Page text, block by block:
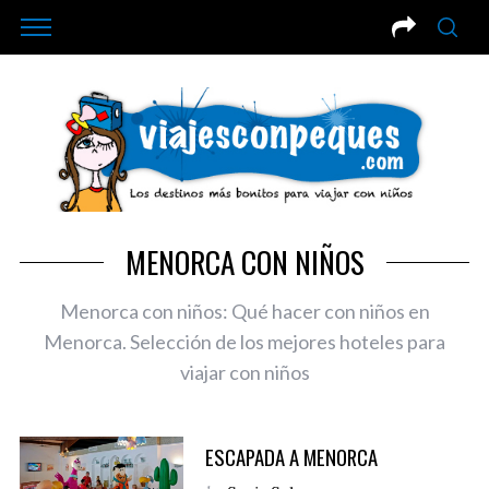
MENORCA CON NIÑOS
Menorca con niños: Qué hacer con niños en
Menorca. Selección de los mejores hoteles para
viajar con niños
ESCAPADA A MENORCA